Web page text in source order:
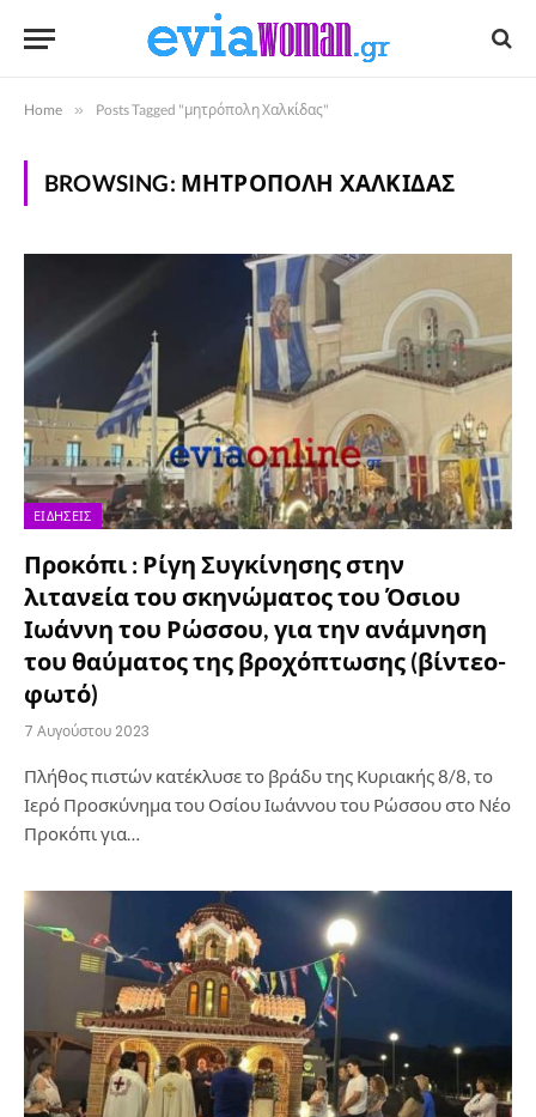
Home » Posts Tagged "μητρόπολη Χαλκίδας"
BROWSING: ΜΗΤΡΌΠΟΛΗ ΧΑΛΚΊΔΑΣ
ΕΙΔΉΣΕΙΣ
Προκόπι : Ρίγη Συγκίνησης στην
λιτανεία του σκηνώματος του Όσιου
Ιωάννη του Ρώσσου, για την ανάμνηση
του θαύματος της βροχόπτωσης (βίντεο-
φωτό)
7 Αυγούστου 2023
Πλήθος πιστών κατέκλυσε το βράδυ της Κυριακής 8/8, το
Ιερό Προσκύνημα του Οσίου Ιωάννου του Ρώσσου στο Νέο
Προκόπι για…